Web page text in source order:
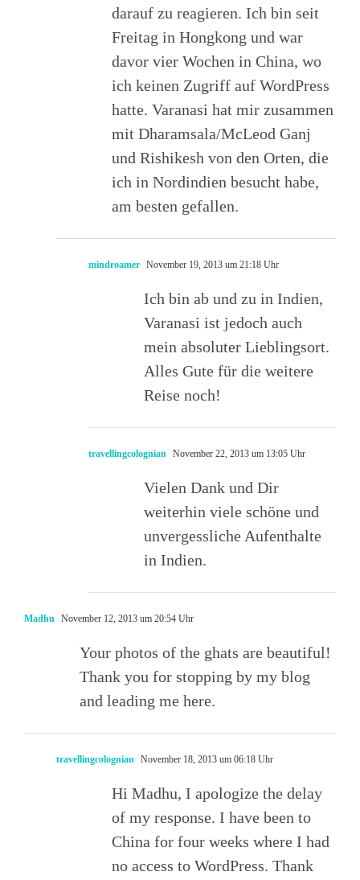
darauf zu reagieren. Ich bin seit
Freitag in Hongkong und war
davor vier Wochen in China, wo
ich keinen Zugriff auf WordPress
hatte. Varanasi hat mir zusammen
mit Dharamsala/McLeod Ganj
und Rishikesh von den Orten, die
ich in Nordindien besucht habe,
am besten gefallen.
mindroamer November 19, 2013 um 21:18 Uhr
Ich bin ab und zu in Indien,
Varanasi ist jedoch auch
mein absoluter Lieblingsort.
Alles Gute für die weitere
Reise noch!
travellingcolognian November 22, 2013 um 13:05 Uhr
Vielen Dank und Dir
weiterhin viele schöne und
unvergessliche Aufenthalte
in Indien.
Madhu November 12, 2013 um 20:54 Uhr
Your photos of the ghats are beautiful!
Thank you for stopping by my blog
and leading me here.
travellingcolognian November 18, 2013 um 06:18 Uhr
Hi Madhu, I apologize the delay
of my response. I have been to
China for four weeks where I had
no access to WordPress. Thank